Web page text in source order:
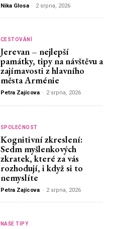
Nika Glosa - 2 srpna, 2026
CESTOVÁNÍ
Jerevan – nejlepší
památky, tipy na návštěvu a
zajímavosti z hlavního
města Arménie
Petra Zajícova - 2 srpna, 2026
SPOLEČNOST
Kognitivní zkreslení:
Sedm myšlenkových
zkratek, které za vás
rozhodují, i když si to
nemyslíte
Petra Zajícova - 2 srpna, 2026
NAŠE TIPY